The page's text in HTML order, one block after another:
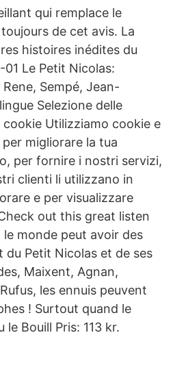
qui remplace le
de cet avis. La
histoires inédites du
Le Petit Nicolas:
Sempé, Jean-
Selezione delle
Utilizziamo cookie e
migliorare la tua
per fornire i nostri servizi,
clienti li utilizzano in
e per visualizzare
out this great listen
monde peut avoir des
du Petit Nicolas et de ses
Maixent, Agnan,
les ennuis peuvent
! Surtout quand le
Bouill Pris: 113 kr.